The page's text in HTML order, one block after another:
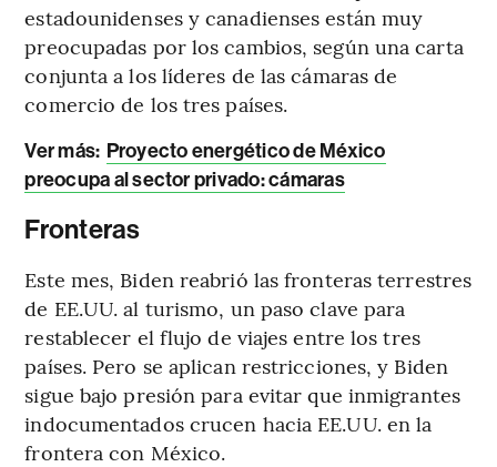
estadounidenses y canadienses están muy
preocupadas por los cambios, según una carta
conjunta a los líderes de las cámaras de
comercio de los tres países.
Ver más: Proyecto energético de México
preocupa al sector privado: cámaras
Fronteras
Este mes, Biden reabrió las fronteras terrestres
de EE.UU. al turismo, un paso clave para
restablecer el flujo de viajes entre los tres
países. Pero se aplican restricciones, y Biden
sigue bajo presión para evitar que inmigrantes
indocumentados crucen hacia EE.UU. en la
frontera con México.